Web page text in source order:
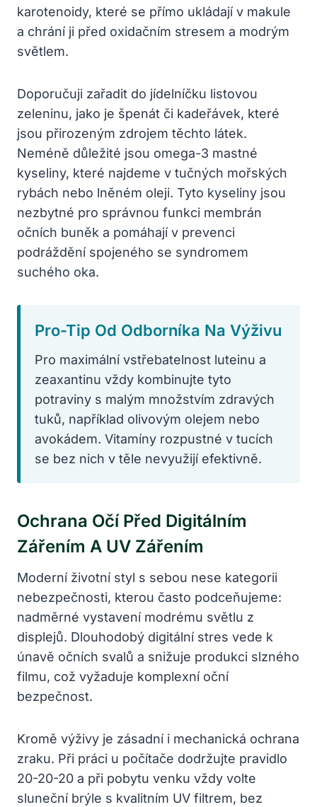
karotenoidy, které se přímo ukládají v makule
a chrání ji před oxidačním stresem a modrým
světlem.
Doporučuji zařadit do jídelníčku listovou
zeleninu, jako je špenát či kadeřávek, které
jsou přirozeným zdrojem těchto látek.
Neméně důležité jsou omega-3 mastné
kyseliny, které najdeme v tučných mořských
rybách nebo lněném oleji. Tyto kyseliny jsou
nezbytné pro správnou funkci membrán
očních buněk a pomáhají v prevenci
podráždění spojeného se syndromem
suchého oka.
Pro-Tip Od Odborníka Na Výživu
Pro maximální vstřebatelnost luteinu a
zeaxantinu vždy kombinujte tyto
potraviny s malým množstvím zdravých
tuků, například olivovým olejem nebo
avokádem. Vitamíny rozpustné v tucích
se bez nich v těle nevyužijí efektivně.
Ochrana Očí Před Digitálním
Zářením A UV Zářením
Moderní životní styl s sebou nese kategorii
nebezpečnosti, kterou často podceňujeme:
nadměrné vystavení modrému světlu z
displejů. Dlouhodobý digitální stres vede k
únavě očních svalů a snižuje produkci slzného
filmu, což vyžaduje komplexní oční
bezpečnost.
Kromě výživy je zásadní i mechanická ochrana
zraku. Při práci u počítače dodržujte pravidlo
20-20-20 a při pobytu venku vždy volte
sluneční brýle s kvalitním UV filtrem, bez